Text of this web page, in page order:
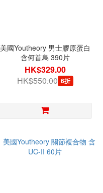
美國Youtheory 男士膠原蛋白
含何首烏 390片
HK$329.00
HK$550.00 6折